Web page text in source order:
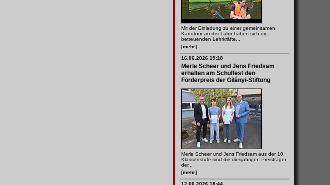
Mit der Einladung zu einer gemeinsamen
Kanutour an der Lahn haben sich die
betreuenden Lehrkräfte...
[mehr]
16.06.2026 19:18
Merle Scheer und Jens Friedsam
erhalten am Schulfest den
Förderpreis der Gilányi-Stiftung
Merle Scheer und Jens Friedsam aus der 10.
Klassenstufe sind die diesjährigen Preisträger
der...
[mehr]
12.06.2026 18:44